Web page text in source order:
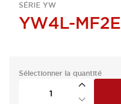
SÉRIE YW
YW4L-
Sélectionner la quantité